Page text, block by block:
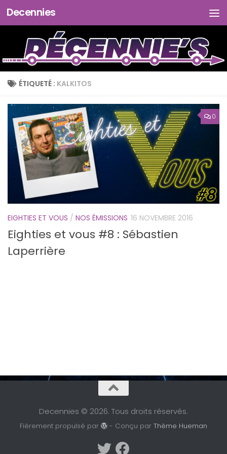
Skip to content
Decennies
ÉTIQUETÉ : KALKITOS
0
EIGHTIES ET VOUS / NOS ÉMISSIONS 16 NOVEMBRE 2016
Eighties et vous #8 : Sébastien
Laperrière
Decennies © 2026. Tous droits réservés.
Fièrement propulsé par - Conçu parThème Hueman